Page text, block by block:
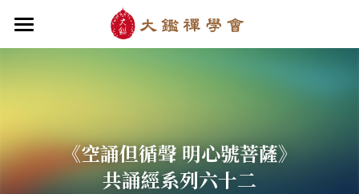
首頁
關於大鑑禪堂
禪行者簡介
最新消息/課程
《空誦但循聲 明心號菩薩》
共誦經系列六十二